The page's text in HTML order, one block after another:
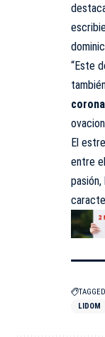
“Este
El
entre
LIDOM